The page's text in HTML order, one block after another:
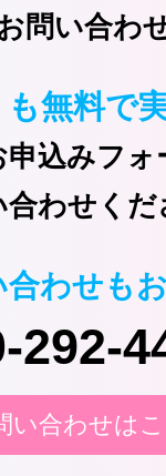
問い合わ
無料で
申込みフォ
合わせくだ
わせも
292-
い合わせは